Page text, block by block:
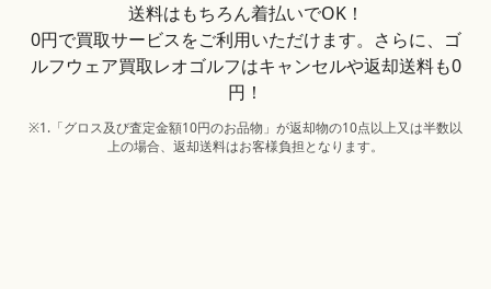
送料はもちろん着払いでOK！
0円で買取サービスをご利用いただけます。さらに、ゴ
ルフウェア買取レオゴルフはキャンセルや返却送料も0
円！
※1.「グロス及び査定金額10円のお品物」が返却物の10点以上又は半数以
上の場合、返却送料はお客様負担となります。